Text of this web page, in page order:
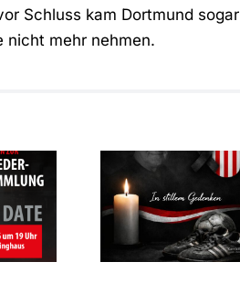
Schluss kam Dortmund sogar
nicht mehr nehmen.
Gedenken an
Karsten
Schilling
(1959–